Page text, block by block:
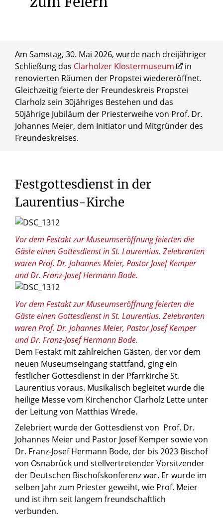
Am Samstag, 30. Mai 2026, wurde nach dreijähriger
Schließung das Clarholzer Klostermuseum
in
renovierten Räumen der Propstei wiedereröffnet.
Gleichzeitig feierte der Freundeskreis Propstei
Clarholz sein 30jähriges Bestehen und das
50jährige Jubiläum der Priesterweihe von Prof. Dr.
Johannes Meier, dem Initiator und Mitgründer des
Freundeskreises.
Festgottesdienst in der
Laurentius-Kirche
Vor dem Festakt zur Museumseröffnung feierten die
Gäste einen Gottesdienst in St. Laurentius. Zelebranten
waren Prof. Dr. Johannes Meier, Pastor Josef Kemper
und Dr. Franz-Josef Hermann Bode.
Vor dem Festakt zur Museumseröffnung feierten die
Gäste einen Gottesdienst in St. Laurentius. Zelebranten
waren Prof. Dr. Johannes Meier, Pastor Josef Kemper
und Dr. Franz-Josef Hermann Bode.
Dem Festakt mit zahlreichen Gästen, der vor dem
neuen Museumseingang stattfand, ging ein
festlicher Gottesdienst in der Pfarrkirche St.
Laurentius voraus. Musikalisch begleitet wurde die
heilige Messe vom Kirchenchor Clarholz Lette unter
der Leitung von Matthias Wrede.
Zelebriert wurde der Gottesdienst von Prof. Dr.
Johannes Meier und Pastor Josef Kemper sowie von
Dr. Franz-Josef Hermann Bode, der bis 2023 Bischof
von Osnabrück und stellvertretender Vorsitzender
der Deutschen Bischofskonferenz war. Er wurde im
selben Jahr zum Priester geweiht, wie Prof. Meier
und ist ihm seit langem freundschaftlich
verbunden.